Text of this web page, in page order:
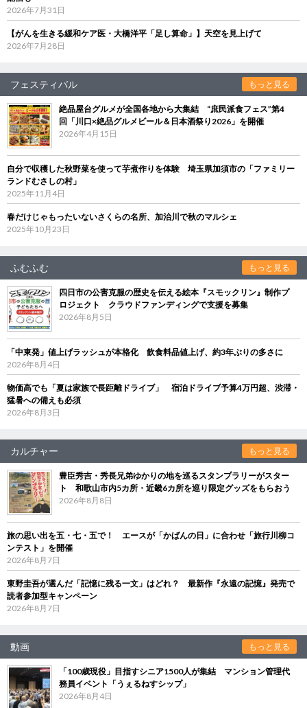
2026年7月31日
【がんを生きる緩和ケア医・大橋洋平「足し算命」】天空を見上げて
2026年7月28日
フェスティバル もっと見る
絶品屋台グルメが全国各地から大集結 “庶民派食フェス”第4
回「川口×絶品グルメビール＆日本酒祭り2026」を開催
2026年4月15日
自分で収穫した秋野菜を使って芋煮作りを体験 埼玉県加須市の「ファミリー
ランドむさしの村」
2025年11月4日
春だけじゃもったいないさくらの名所、加治川で秋のマルシェ
2025年10月23日
ふむふむ もっと見る
四日市の公害克服の歴史を伝える絵本『スモックリン』制作プ
ロジェクト クラウドファンディングで支援を募集
2026年8月5日
「中東発」値上げラッシュが本格化 飲食料品値上げ、約3年ぶりの多さに
2026年8月4日
物価高でも「夏は家族で長距離ドライブ」 宿泊ドライブ予算4万円超、渋滞・
猛暑への備えも必須
2026年8月3日
カルチャー もっと見る
豊臣秀吉・秀長兄弟ゆかりの地を巡るスタンプラリーがスター
ト 和歌山市内5カ所・近畿6カ所を巡り限定グッズをもらおう
2026年8月8日
旅の思い出を五・七・五で！ エースが「かばんの日」に合わせ「旅行川柳コ
ンテスト」を開催
2026年8月7日
東野圭吾が選んだ「記憶に残る一文」はどれ？ 最新作『永遠の記憶』発売で
読者参加型キャンペーン
2026年8月7日
動画 もっと見る
「100歳現役」目指すシニア1500人が集結 マンション管理代
務員イベント「うぇるねすシップ」
2026年8月4日